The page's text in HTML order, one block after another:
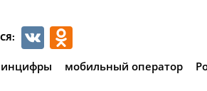
VK
мобильный оператор